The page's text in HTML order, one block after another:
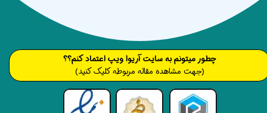
​​​چطور میتونم به سایت آریوا ویپ اعتماد کنم؟؟
(جهت مشاهده مقاله مربوطه کلیک کنید)